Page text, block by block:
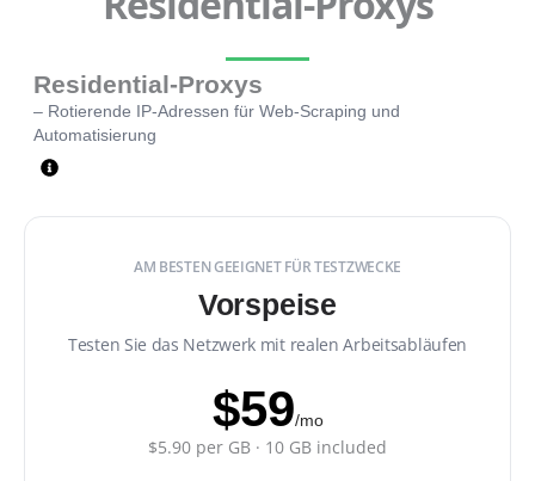
Residential-Proxys
– Rotierende IP-Adressen für Web-Scraping und
Automatisierung
AM BESTEN GEEIGNET FÜR TESTZWECKE
Vorspeise
Testen Sie das Netzwerk mit realen Arbeitsabläufen
$59/mo
$5.90 per GB · 10 GB included